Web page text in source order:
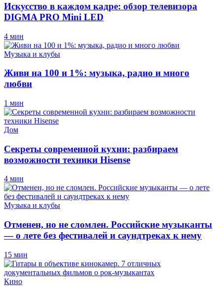
Искусство в каждом кадре: обзор телевизора
DIGMA PRO Mini LED
4 мин
Музыка и клубы
Живи на 100 и 1%: музыка, радио и много
любви
1 мин
Дом
Секреты современной кухни: разбираем
возможности техники Hisense
4 мин
Музыка и клубы
Отменен, но не сломлен. Российские музыканты
— о лете без фестивалей и саундтреках к нему
15 мин
Кино